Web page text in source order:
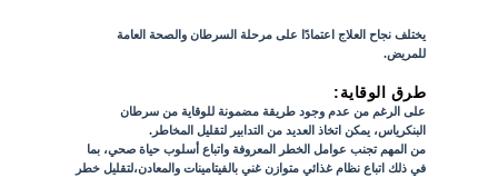
يختلف نجاح العلاج اعتمادًا على مرحلة السرطان والصحة العامة
للمريض.
طرق الوقاية:
على الرغم من عدم وجود طريقة مضمونة للوقاية من سرطان
البنكرياس، يمكن اتخاذ العديد من التدابير لتقليل المخاطر.
من المهم تجنب عوامل الخطر المعروفة واتباع أسلوب حياة صحي، بما
في ذلك اتباع نظام غذائي متوازن غني بالفيتامينات والمعادن،لتقليل خطر